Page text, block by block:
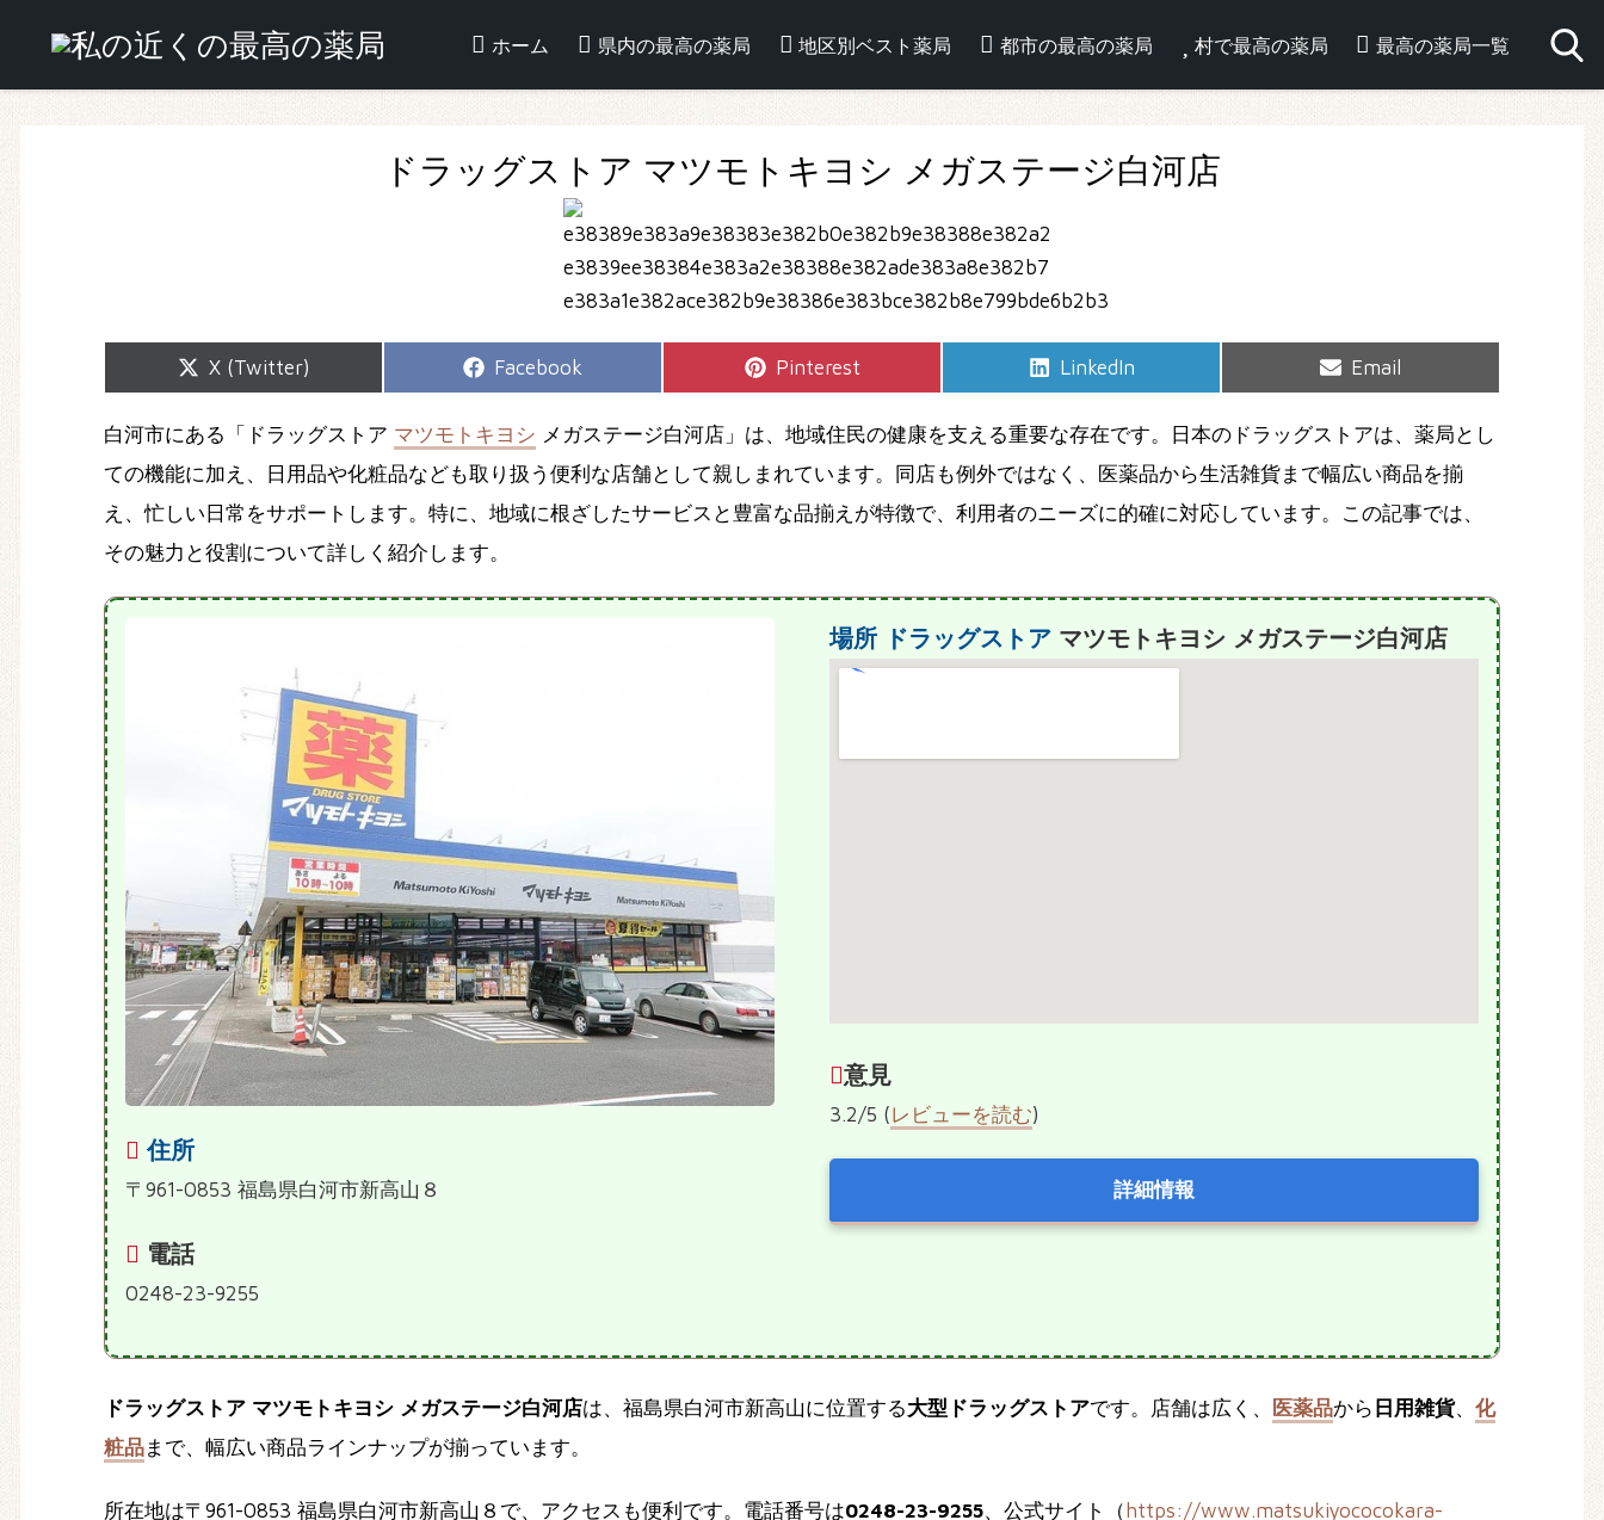
ホーム 県内の最高の薬局 地区別ベスト薬局 都市の最高の薬局 村で最高の薬局 最高の薬局一覧
ドラッグストア マツモトキヨシ メガステージ白河店
Share
X (Twitter)
Share
Facebook
Share
Pinterest
Share
LinkedIn
Share
Email
白河市にある「ドラッグストア マツモトキヨシ メガステージ白河店」は、地域住民の健康を支える重要な存在です。日本のドラッグストアは、薬局とし
ての機能に加え、日用品や化粧品なども取り扱う便利な店舗として親しまれています。同店も例外ではなく、医薬品から生活雑貨まで幅広い商品を揃
え、忙しい日常をサポートします。特に、地域に根ざしたサービスと豊富な品揃えが特徴で、利用者のニーズに的確に対応しています。この記事では、
その魅力と役割について詳しく紹介します。
住所
〒961-0853 福島県白河市新高山８
電話
0248-23-9255
場所 ドラッグストアマツモトキヨシ メガステージ白河店
意見
3.2/5 (レビューを読む)
詳細情報
ドラッグストア マツモトキヨシ メガステージ白河店は、福島県白河市新高山に位置する大型ドラッグストアです。店舗は広く、 医薬品から 日用雑貨、 化
粧品まで、幅広い商品ラインナップが揃っています。
所在地は〒961-0853 福島県白河市新高山８で、アクセスも便利です。電話番号は0248-23-9255、公式サイト（ https://www.matsukiyococokara-